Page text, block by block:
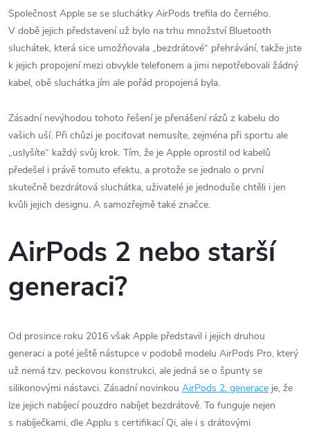
Společnost Apple se se sluchátky AirPods trefila do černého.
V době jejich představení už bylo na trhu množství Bluetooth
sluchátek, která sice umožňovala „bezdrátové“ přehrávání, takže jste
k jejich propojení mezi obvykle telefonem a jimi nepotřebovali žádný
kabel, obě sluchátka jím ale pořád propojená byla.
Zásadní nevýhodou tohoto řešení je přenášení rázů z kabelu do
vašich uší. Při chůzi je pociťovat nemusíte, zejména při sportu ale
„uslyšíte“ každý svůj krok. Tím, že je Apple oprostil od kabelů
předešel i právě tomuto efektu, a protože se jednalo o první
skutečně bezdrátová sluchátka, uživatelé je jednoduše chtěli i jen
kvůli jejich designu. A samozřejmě také značce.
AirPods 2 nebo starší
generaci?
Od prosince roku 2016 však Apple představil i jejich druhou
generaci a poté ještě nástupce v podobě modelu AirPods Pro, který
už nemá tzv. peckovou konstrukci, ale jedná se o špunty se
silikonovými nástavci. Zásadní novinkou AirPods 2. generace je, že
lze jejich nabíjecí pouzdro nabíjet bezdrátově. To funguje nejen
s nabíječkami, dle Applu s certifikací Qi, ale i s drátovými